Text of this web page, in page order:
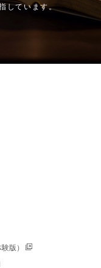
しています。
版）